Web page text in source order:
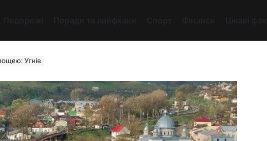
Угнів